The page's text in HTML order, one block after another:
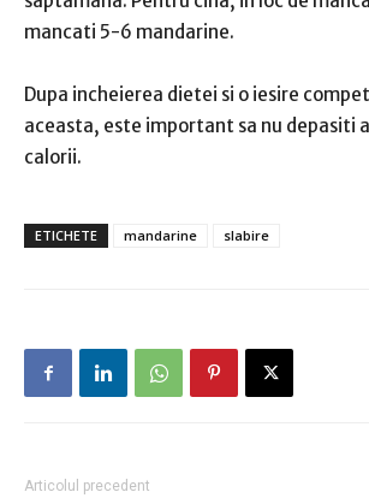
mancati 5-6 mandarine.
Dupa incheierea dietei si o iesire
aceasta, este important sa nu depasiti
calorii.
ETICHETE mandarine slabire
Articolul precedent